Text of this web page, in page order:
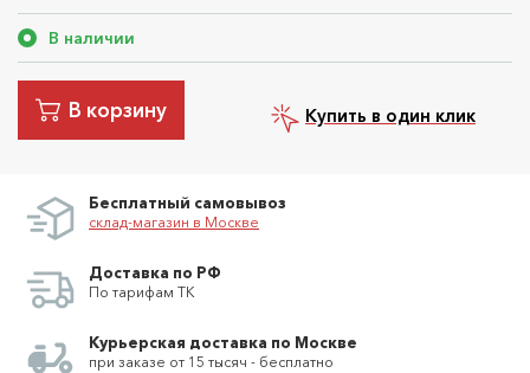
В наличии
В корзину Купить в один клик
Бесплатный самовывоз
склад-магазин в Москве
Доставка по РФ
По тарифам ТК
Курьерская доставка по Москве
при заказе от 15 тысяч - бесплатно